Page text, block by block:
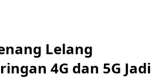
Lelang
4G dan 5G Jadi